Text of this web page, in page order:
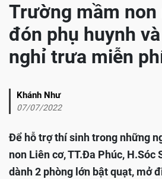
Trường mầm
đón phụ huynh
nghỉ trưa miễn
Khánh Như
07/07/2022
Để hỗ trợ thí sinh trong những
non Liên cơ, TT.Đa Phúc, H.Sóc
dành 2 phòng lớn bật quạt, mở